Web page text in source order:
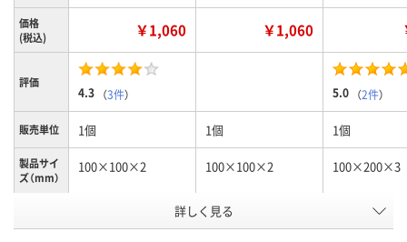
価格
(税込)
￥1,060 ￥1,060
評価
4.3 （3件） 5.0 （2件）
販売単位 1個 1個 1個
製品サイ
ズ（mm）
100×100×2 100×100×2 100×200×3
男
スタンドタ
付
詳しく見る